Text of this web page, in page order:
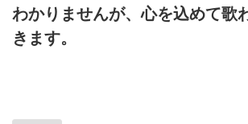
わかりませんが、心を込めて歌
きます。